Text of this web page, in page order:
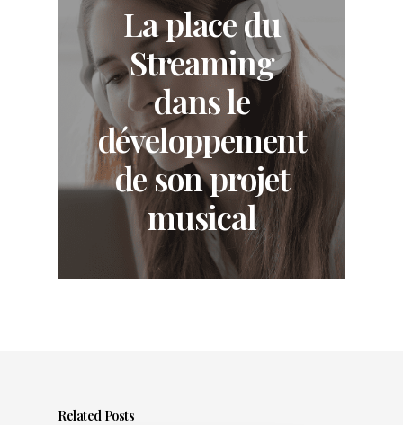
La place du
Streaming
dans le
développement
de son projet
musical
Related Posts